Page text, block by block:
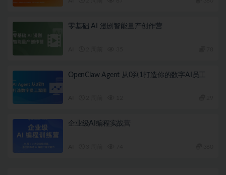
零基础 AI 漫剧智能量产创作营
OpenClaw Agent 从0到1打造你的数字AI员工
企业级AI编程实战营